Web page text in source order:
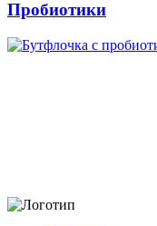
Пробиотики